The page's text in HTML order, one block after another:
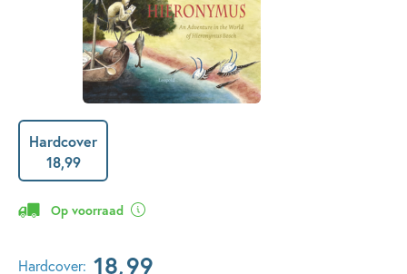
Hardcover
18,99
Op voorraad
Hardcover: 18,99